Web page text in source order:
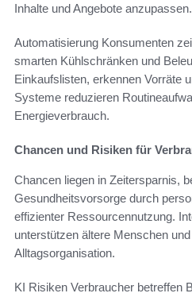
Inhalte und Angebote anzupassen.
Automatisierung Konsumenten
smarten Kühlschränken und
Einkaufslisten, erkennen Vorräte
Systeme reduzieren
Energieverbrauch.
Chancen und Risiken für
Chancen liegen in Zeitersparnis,
Gesundheitsvorsorge durch
effizienter Ressourcennutzung.
unterstützen ältere Menschen
Alltagsorganisation.
KI Risiken Verbraucher betreffen